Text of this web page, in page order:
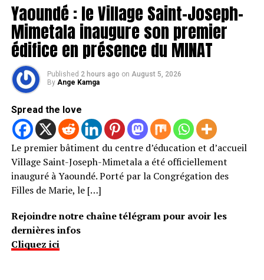
Yaoundé : le Village Saint-Joseph-
Mimetala inaugure son premier
édifice en présence du MINAT
Published 2 hours ago on August 5, 2026
By Ange Kamga
Spread the love
Le premier bâtiment du centre d’éducation et d’accueil
Village Saint-Joseph-Mimetala a été officiellement
inauguré à Yaoundé. Porté par la Congrégation des
Filles de Marie, le […]
Rejoindre notre chaîne télégram pour avoir les
dernières infos
Cliquez ici